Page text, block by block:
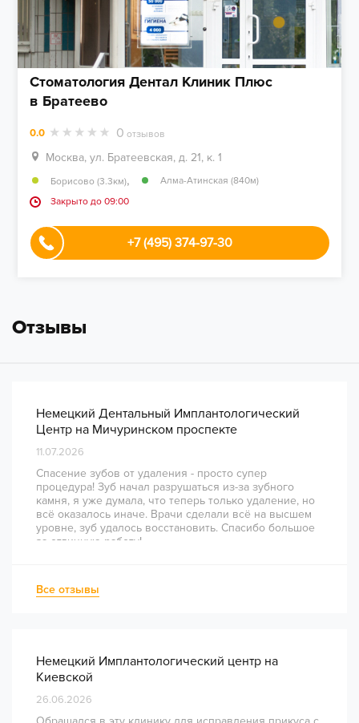
Стоматология Дентал Клиник Плюс
в Братеево
0.0 0 отзывов
Москва, ул. Братеевская, д. 21, к. 1
Борисово (3.3км),
Алма-Атинская (840м)
Закрыто до 09:00
+7 (495) 374-97-30
Отзывы
Немецкий Дентальный Имплантологический
Центр на Мичуринском проспекте
11.07.2026
Спасение зубов от удаления - просто супер
процедура! Зуб начал разрушаться из-за зубного
камня, я уже думала, что теперь только удаление, но
всё оказалось иначе. Врачи сделали всё на высшем
уровне, зуб удалось восстановить. Спасибо большое
за отличную работу!
Все отзывы
Немецкий Имплантологический центр на
Киевской
26.06.2026